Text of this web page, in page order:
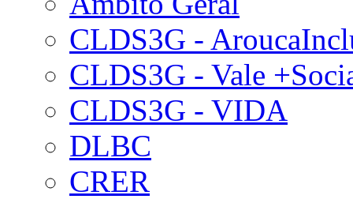
CLDS3G -
CLDS3G - Vale
CLDS3G - VIDA
DLBC
CRER